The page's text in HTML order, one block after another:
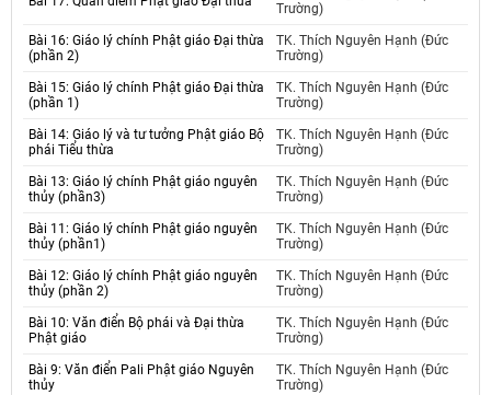
Trường)
Bài 16: Giáo lý chính Phật giáo Đại thừa
(phần 2)
TK. Thích Nguyên Hạnh (Đức
Trường)
Bài 15: Giáo lý chính Phật giáo Đại thừa
(phần 1)
TK. Thích Nguyên Hạnh (Đức
Trường)
Bài 14: Giáo lý và tư tưởng Phật giáo Bộ
phái Tiểu thừa
TK. Thích Nguyên Hạnh (Đức
Trường)
Bài 13: Giáo lý chính Phật giáo nguyên
thủy (phần3)
TK. Thích Nguyên Hạnh (Đức
Trường)
Bài 11: Giáo lý chính Phật giáo nguyên
thủy (phần1)
TK. Thích Nguyên Hạnh (Đức
Trường)
Bài 12: Giáo lý chính Phật giáo nguyên
thủy (phần 2)
TK. Thích Nguyên Hạnh (Đức
Trường)
Bài 10: Văn điển Bộ phái và Đại thừa
Phật giáo
TK. Thích Nguyên Hạnh (Đức
Trường)
Bài 9: Văn điển Pali Phật giáo Nguyên
thủy
TK. Thích Nguyên Hạnh (Đức
Trường)